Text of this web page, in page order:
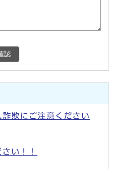
認
欺にご注意ください
い！！